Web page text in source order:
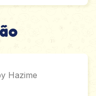
Hazime